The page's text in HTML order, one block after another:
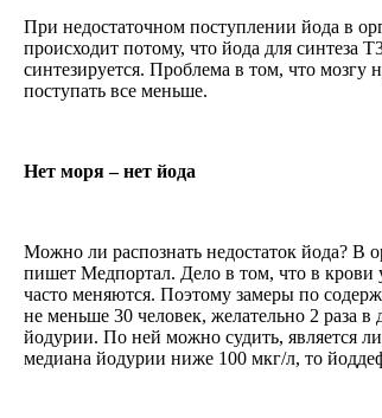
При недостаточном поступлении йода в
происходит потому, что йода для синтеза
синтезируется. Проблема в том, что мозгу
поступать все меньше.
Нет моря – нет йода
Можно ли распознать недостаток йода? В
пишет Медпортал. Дело в том, что в крови
часто меняются. Поэтому замеры по
не меньше 30 человек, желательно 2 раза в
йодурии. По ней можно судить, является
медиана йодурии ниже 100 мкг/л, то